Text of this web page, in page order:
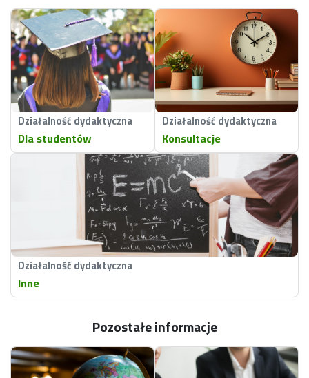
Działalność dydaktyczna
Dla studentów
Działalność dydaktyczna
Konsultacje
Działalność dydaktyczna
Inne
Pozostałe informacje